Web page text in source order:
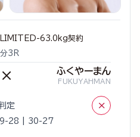
63.0kg契約
3R
× ふくやーまん
FUKUYAHMAN
定 ×
28 | 30-27